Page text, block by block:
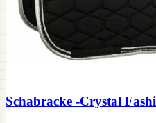
Schabracke -Crystal